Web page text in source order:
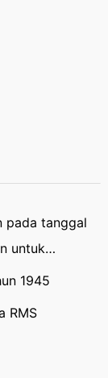
pada tanggal
untuk…
1945
RMS